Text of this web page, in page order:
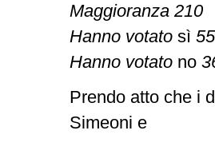
Maggioranza 210
Hanno votato sì 55
Hanno votato no
Prendo atto che i
Simeoni e